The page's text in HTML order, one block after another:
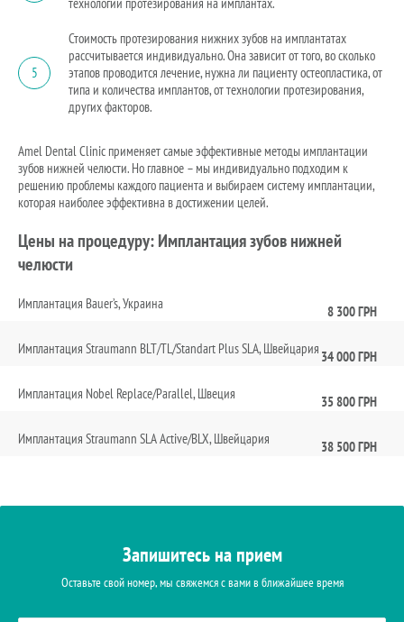
5
Стоимость протезирования нижних зубов на имплантатах
рассчитывается индивидуально. Она зависит от того, во сколько
этапов проводится лечение, нужна ли пациенту остеопластика, от
типа и количества имплантов, от технологии протезирования,
других факторов.
Amel Dental Clinic применяет самые эффективные методы имплантации
зубов нижней челюсти. Но главное – мы индивидуально подходим к
решению проблемы каждого пациента и выбираем систему имплантации,
которая наиболее эффективна в достижении целей.
Цены на процедуру: Имплантация зубов нижней
челюсти
Имплантация Bauer’s, Украина 8 300 ГРН
Имплантация Straumann BLT/TL/Standart Plus SLA, Швейцария 34 000 ГРН
Имплантация Nobel Replace/Parallel, Швеция 35 800 ГРН
Имплантация Straumann SLA Active/BLX, Швейцария 38 500 ГРН
Запишитесь на прием
Оставьте свой номер, мы свяжемся с вами в ближайшее время